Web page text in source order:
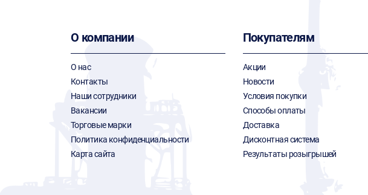
О компании
О нас
Контакты
Наши сотрудники
Вакансии
Торговые марки
Политика конфиденциальности
Карта сайта
Покупателям
Акции
Новости
Условия покупки
Способы оплаты
Доставка
Дисконтная система
Результаты розыгрышей